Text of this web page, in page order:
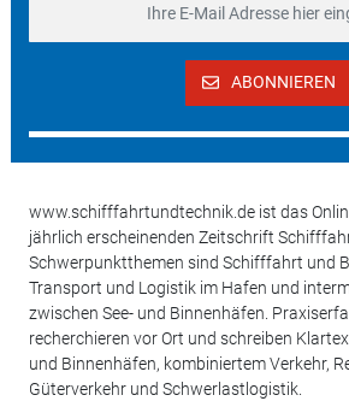
ABONNIEREN
www.schifffahrtundtechnik.de ist das
jährlich erscheinenden Zeitschrift
Schwerpunktthemen sind Schifffahrt und
Transport und Logistik im Hafen und
zwischen See- und Binnenhäfen.
recherchieren vor Ort und schreiben
und Binnenhäfen, kombiniertem Verkehr,
Güterverkehr und Schwerlastlogistik.